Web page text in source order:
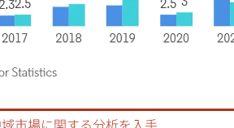
表示が必要です。